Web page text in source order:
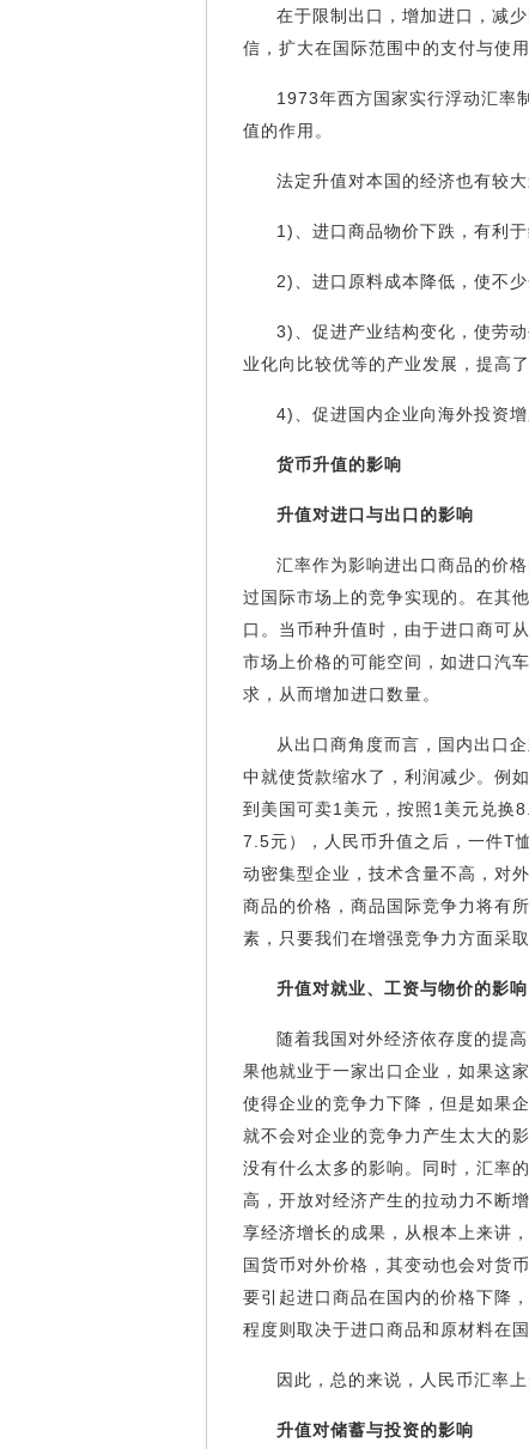
在于限制出口，增加进口，减
信，扩大在国际范围中的支付与使用
1973年西方国家实行浮动汇率
值的作用。
法定升值对本国的经济也有较大
1)、进口商品物价下跌，有利
2)、进口原料成本降低，使不少
3)、促进产业结构变化，使劳
业化向比较优等的产业发展，提高了
4)、促进国内企业向海外投资增
货币升值的影响
升值对进口与出口的影响
汇率作为影响进出口商品的价
过国际市场上的竞争实现的。在其
口。当币种升值时，由于进口商可
市场上价格的可能空间，如进口汽
求，从而增加进口数量。
从出口商角度而言，国内出口
中就使货款缩水了，利润减少。例
到美国可卖1美元，按照1美元兑换
7.5元），人民币升值之后，一件T
动密集型企业，技术含量不高，对
商品的价格，商品国际竞争力将有
素，只要我们在增强竞争力方面采
升值对就业、工资与物价的影响
随着我国对外经济依存度的提
果他就业于一家出口企业，如果这
使得企业的竞争力下降，但是如果
就不会对企业的竞争力产生太大的
没有什么太多的影响。同时，汇率
高，开放对经济产生的拉动力不断
享经济增长的成果，从根本上来讲
国货币对外价格，其变动也会对货
要引起进口商品在国内的价格下降
程度则取决于进口商品和原材料在
因此，总的来说，人民币汇率
升值对储蓄与投资的影响